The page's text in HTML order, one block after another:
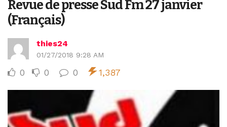
Revue de presse Sud Fm 27 janvier
(Français)
thies24
01/27/2018 9:28 AM
0 0 0 1,387